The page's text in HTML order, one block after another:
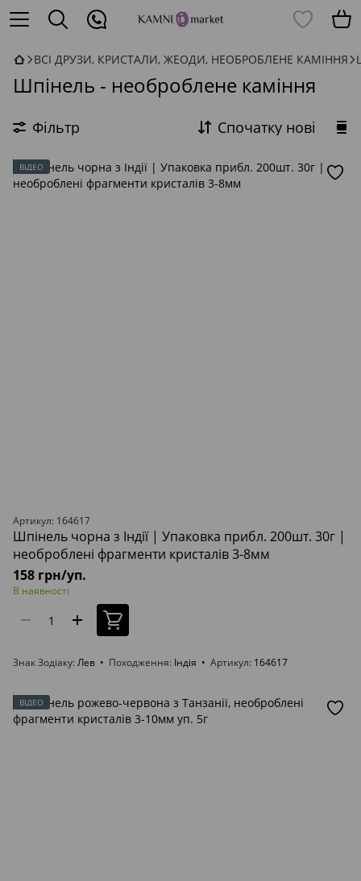
ВСІ ДРУЗИ, КРИСТАЛИ, ЖЕОДИ, НЕОБРОБЛЕНЕ КАМІННЯ
Шпінель - необроблене каміння
Фільтр Спочатку нові
ВІДЕО
Артикул: 164617
Шпінель чорна з Індії | Упаковка прибл. 200шт. 30г |
необроблені фрагменти кристалів 3-8мм
158 грн/уп.
В наявності
Знак Зодіаку Лев Походження Індія Артикул 164617
ВІДЕО